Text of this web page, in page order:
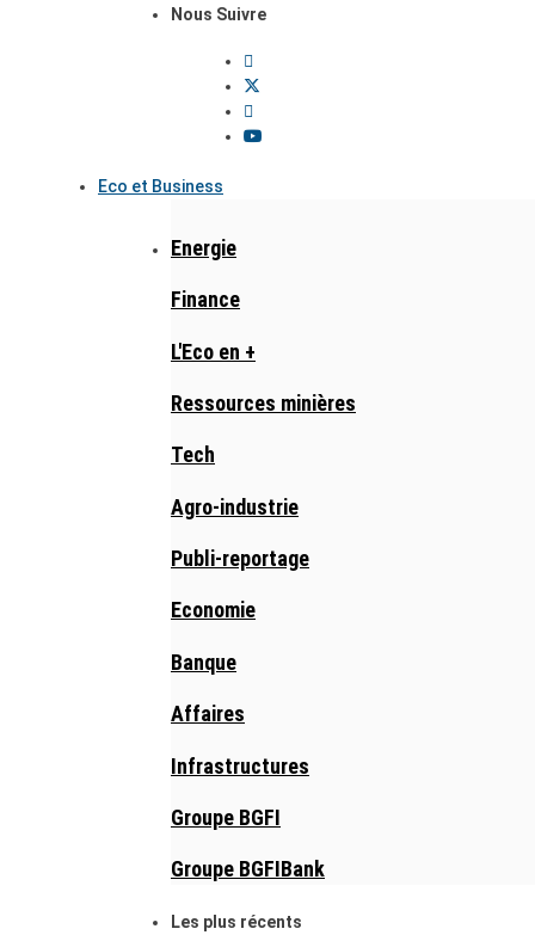
Nous Suivre
Eco et Business
Energie
Finance
L'Eco en +
Ressources minières
Tech
Agro-industrie
Publi-reportage
Economie
Banque
Affaires
Infrastructures
Groupe BGFI
Groupe BGFIBank
Les plus récents